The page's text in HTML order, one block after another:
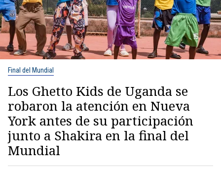
Final del Mundial
Los Ghetto Kids de Uganda se
robaron la atención en Nueva
York antes de su participación
junto a Shakira en la final del
Mundial